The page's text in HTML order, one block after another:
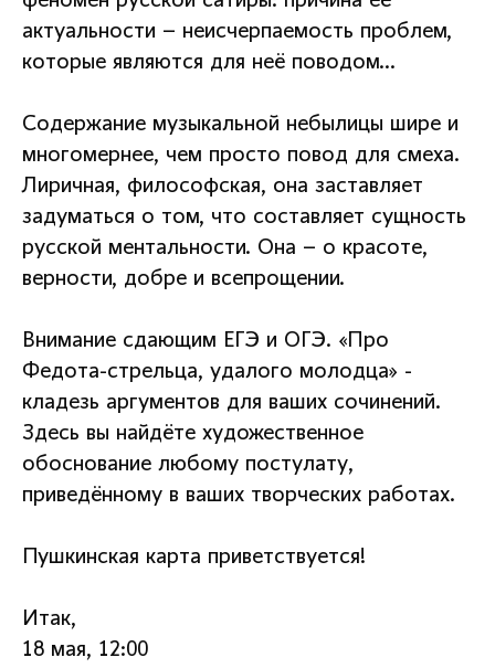
актуальности – неисчерпаемость проблем,
которые являются для неё поводом…
Содержание музыкальной небылицы шире и
многомернее, чем просто повод для смеха.
Лиричная, философская, она заставляет
задуматься о том, что составляет сущность
русской ментальности. Она – о красоте,
верности, добре и всепрощении.
Внимание сдающим ЕГЭ и ОГЭ. «Про
Федота-стрельца, удалого молодца» -
кладезь аргументов для ваших сочинений.
Здесь вы найдёте художественное
обоснование любому постулату,
приведённому в ваших творческих работах.
Пушкинская карта приветствуется!
Итак,
18 мая, 12:00